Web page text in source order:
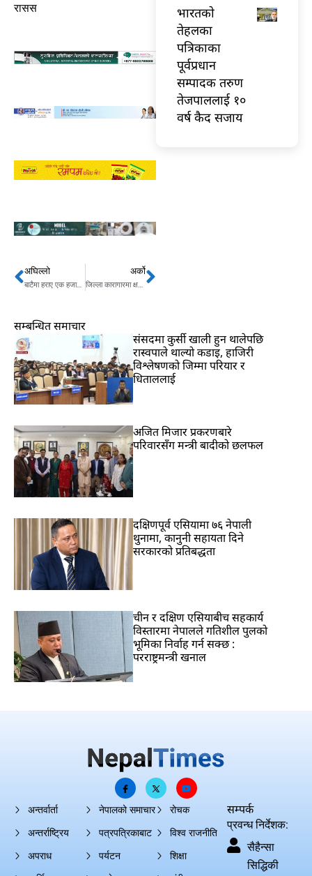
रासस
Prev
अघिल्लो
बाटैमा हराए एक हजार कर्मचारी
अर्को
जिल्ला कारागारमा क्षमताभन्दा बढी कैदी Next
भारतकाे
तेहलका
पत्रिकाका
पूर्वप्रधान
सम्पादक तरुण
तेजपाललाई १०
वर्ष कैद सजाय
सम्बन्धित समाचार
संसदमा कुर्सी खाली हुन थालेपछि
रास्वपाले थाल्यो कडाइ, हाजिरी
विश्लेषणको जिम्मा परियार र
धिताललाई
अजित मिजार प्रकरणबारे
परिवारसँग मन्त्री बादीको छलफल
दक्षिणपूर्व एसियामा ७६ नेपाली
थुनामा, कानुनी सहायता दिने
सरकारको प्रतिबद्धता
चीन र दक्षिण एसियाबीच सहकार्य
विस्तारमा नेपालले गतिशील पुलको
भूमिका निर्वाह गर्न सक्छ :
परराष्ट्रमन्त्री खनाल
अन्तर्वार्ता
अन्तर्राष्ट्रिय
अपराध
नेपालको समाचार
पत्रपत्रिकाबाट
पर्यटन
रोचक
विश्व राजनीति
शिक्षा
सम्पर्क
प्रवन्ध निर्देशक:
सैहैन्सा
सिद्धिकी